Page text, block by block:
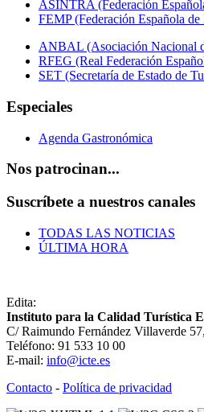
ASINTRA (Federación
FEMP (Federación Española
ANBAL (Asociación Nacional
RFEG (Real Federación
SET (Secretaría de Estado de
Especiales
Agenda Gastronómica
Nos patrocinan...
Suscríbete a nuestros canales
TODAS LAS NOTICIAS
ÚLTIMA HORA
Edita:
Instituto para la Calidad Turística
C/ Raimundo Fernández Villaverde
Teléfono: 91 533 10 00
E-mail: info@icte.es
Contacto - Política de privacidad